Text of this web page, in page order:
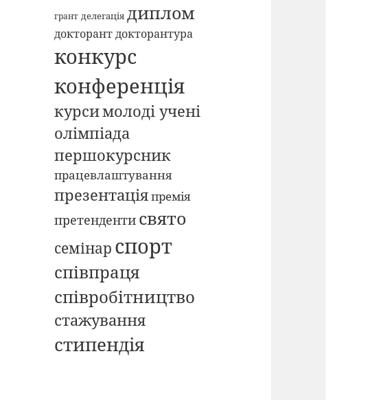
грант делегація диплом
докторантдокторантура
конкурс
конференція
курсимолоді учені
олімпіада
першокурсник
працевлаштування
презентаціяпремія
претенденти свято
семінар спорт
співпраця
співробітництво
стажування
стипендія